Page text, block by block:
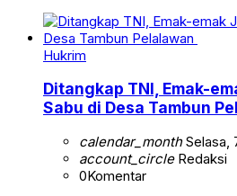
Hukrim
Ditangkap TNI, Emak-
Sabu di Desa Tambun
calendar_monthSelasa,
account_circleRedaksi
0Komentar